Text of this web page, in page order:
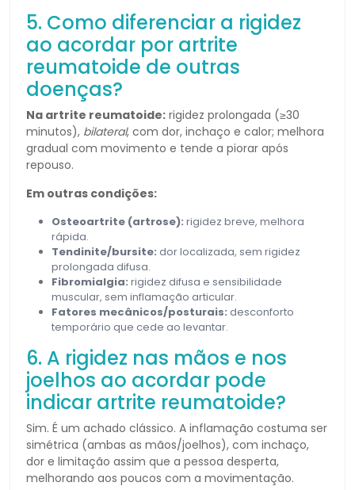
5. Como diferenciar a rigidez
ao acordar por artrite
reumatoide de outras
doenças?
Na artrite reumatoide: rigidez prolongada (≥30
minutos), bilateral, com dor, inchaço e calor; melhora
gradual com movimento e tende a piorar após
repouso.
Em outras condições:
Osteoartrite (artrose): rigidez breve, melhora
rápida.
Tendinite/bursite: dor localizada, sem rigidez
prolongada difusa.
Fibromialgia: rigidez difusa e sensibilidade
muscular, sem inflamação articular.
Fatores mecânicos/posturais: desconforto
temporário que cede ao levantar.
6. A rigidez nas mãos e nos
joelhos ao acordar pode
indicar artrite reumatoide?
Sim. É um achado clássico. A inflamação costuma ser
simétrica (ambas as mãos/joelhos), com inchaço,
dor e limitação assim que a pessoa desperta,
melhorando aos poucos com a movimentação.